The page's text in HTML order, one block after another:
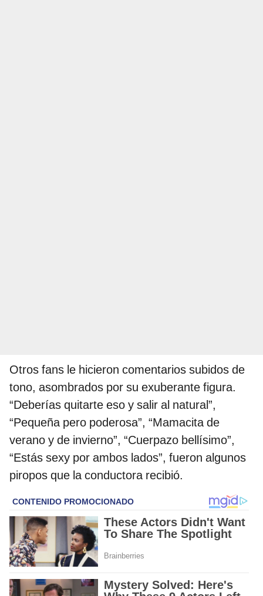
Otros fans le hicieron comentarios subidos de
tono, asombrados por su exuberante figura.
“Deberías quitarte eso y salir al natural”,
“Pequeña pero poderosa”, “Mamacita de
verano y de invierno”, “Cuerpazo bellísimo”,
“Estás sexy por ambos lados”, fueron algunos
piropos que la conductora recibió.